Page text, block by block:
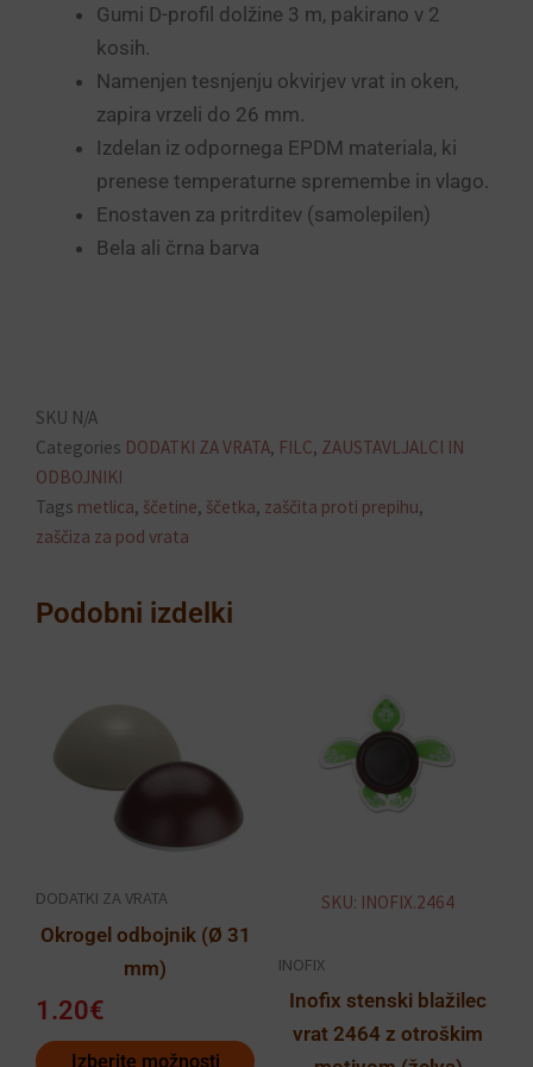
Gumi D-profil dolžine 3 m, pakirano v 2
kosih.
Namenjen tesnjenju okvirjev vrat in oken,
zapira vrzeli do 26 mm.
Izdelan iz odpornega EPDM materiala, ki
prenese temperaturne spremembe in vlago.
Enostaven za pritrditev (samolepilen)
Bela ali črna barva
SKU N/A
Categories DODATKI ZA VRATA, FILC, ZAUSTAVLJALCI IN
ODBOJNIKI
Tags metlica, ščetine, ščetka, zaščita proti prepihu,
zaščiza za pod vrata
Podobni izdelki
DODATKI ZA VRATA
Okrogel odbojnik (Ø 31
mm)
1.20€
Izberite možnosti
izdelek
ima
več
izberete
na
izdelka
SKU: INOFIX.2464
INOFIX
Inofix stenski blažilec
vrat 2464 z otroškim